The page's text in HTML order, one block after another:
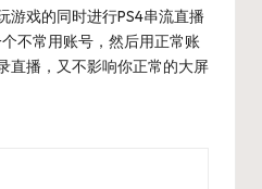
游戏的同时进行PS4串流直播
不常用账号，然后用正常账
直播，又不影响你正常的大屏